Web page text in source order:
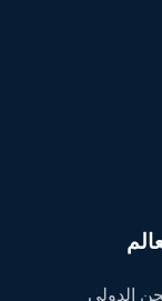
الدولي